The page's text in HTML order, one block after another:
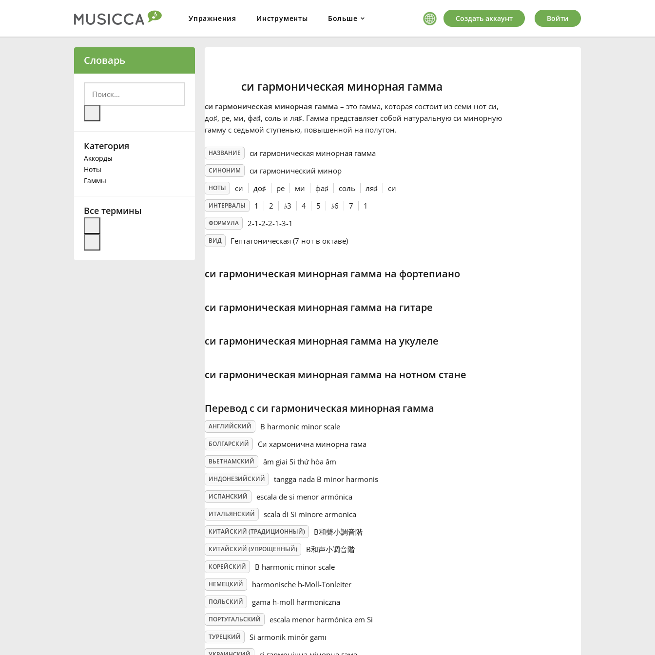
Упражнения Инструменты Больше
Български
Deutsch
Français
Создать аккаунт Войти
Словарь
Категория
Аккорды
Ноты
Гаммы
Все термины
си гармоническая минорная гамма
си гармоническая минорная гамма – это гамма, которая состоит из семи нот си,
до♯, ре, ми, фа♯, соль и ля♯. Гамма представляет собой натуральную си минорную
гамму с седьмой ступенью, повышенной на полутон.
НАЗВАНИЕ си гармоническая минорная гамма
СИНОНИМ си гармонический минор
НОТЫ си до♯ ре ми фа♯ соль ля♯ си
ИНТЕРВАЛЫ 1 2 ♭3 4 5 ♭6 7 1
ФОРМУЛА 2-1-2-2-1-3-1
ВИД Гептатоническая (7 нот в октаве)
си гармоническая минорная гамма на фортепиано
си гармоническая минорная гамма на гитаре
си гармоническая минорная гамма на укулеле
си гармоническая минорная гамма на нотном стане
Перевод с си гармоническая минорная гамма
АНГЛИЙСКИЙ B harmonic minor scale
БОЛГАРСКИЙ Си хармонична минорна гама
ВЬЕТНАМСКИЙ âm giai Si thứ hòa âm
ИНДОНЕЗИЙСКИЙ tangga nada B minor harmonis
ИСПАНСКИЙ escala de si menor armónica
ИТАЛЬЯНСКИЙ scala di Si minore armonica
КИТАЙСКИЙ (ТРАДИЦИОННЫЙ) B和聲小調音階
КИТАЙСКИЙ (УПРОЩЕННЫЙ) B和声小调音階
КОРЕЙСКИЙ B harmonic minor scale
НЕМЕЦКИЙ harmonische h-Moll-Tonleiter
ПОЛЬСКИЙ gama h-moll harmoniczna
ПОРТУГАЛЬСКИЙ escala menor harmónica em Si
ТУРЕЦКИЙ Si armonik minör gamı